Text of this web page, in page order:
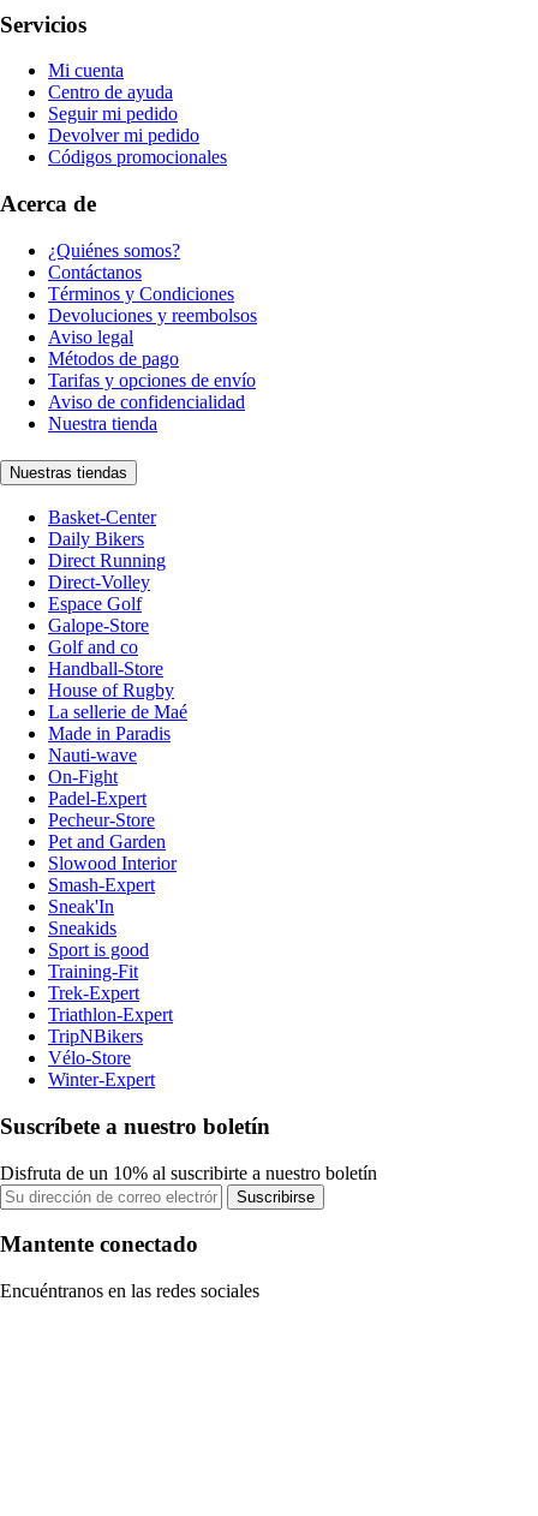
Servicios
Mi cuenta
Centro de ayuda
Seguir mi pedido
Devolver mi pedido
Códigos promocionales
Acerca de
¿Quiénes somos?
Contáctanos
Términos y Condiciones
Devoluciones y reembolsos
Aviso legal
Métodos de pago
Tarifas y opciones de envío
Aviso de confidencialidad
Nuestra tienda
Nuestras tiendas
Basket-Center
Daily Bikers
Direct Running
Direct-Volley
Espace Golf
Galope-Store
Golf and co
Handball-Store
House of Rugby
La sellerie de Maé
Made in Paradis
Nauti-wave
On-Fight
Padel-Expert
Pecheur-Store
Pet and Garden
Slowood Interior
Smash-Expert
Sneak'In
Sneakids
Sport is good
Training-Fit
Trek-Expert
Triathlon-Expert
TripNBikers
Vélo-Store
Winter-Expert
Suscríbete a nuestro boletín
Disfruta de un 10% al suscribirte a nuestro boletín
Suscribirse
Mantente conectado
Encuéntranos en las redes sociales